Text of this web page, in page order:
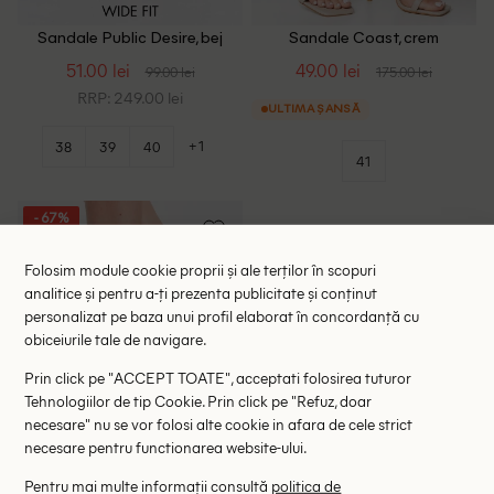
Sandale Public Desire, bej
51.00 lei 99.00 lei
RRP: 249.00 lei
38 39 40 +1
Sandale Coast, crem
49.00 lei 175.00 lei
ULTIMA ȘANSĂ
41
- 67%
Folosim module cookie proprii și ale terților în scopuri
analitice și pentru a-ți prezenta publicitate și conținut
personalizat pe baza unui profil elaborat în concordanță cu
obiceiurile tale de navigare.
Prin click pe "ACCEPT TOATE", acceptati folosirea tuturor
Tehnologiilor de tip Cookie. Prin click pe "Refuz, doar
necesare" nu se vor folosi alte cookie in afara de cele strict
necesare pentru functionarea website-ului.
Pentru mai multe informații consultă politica de